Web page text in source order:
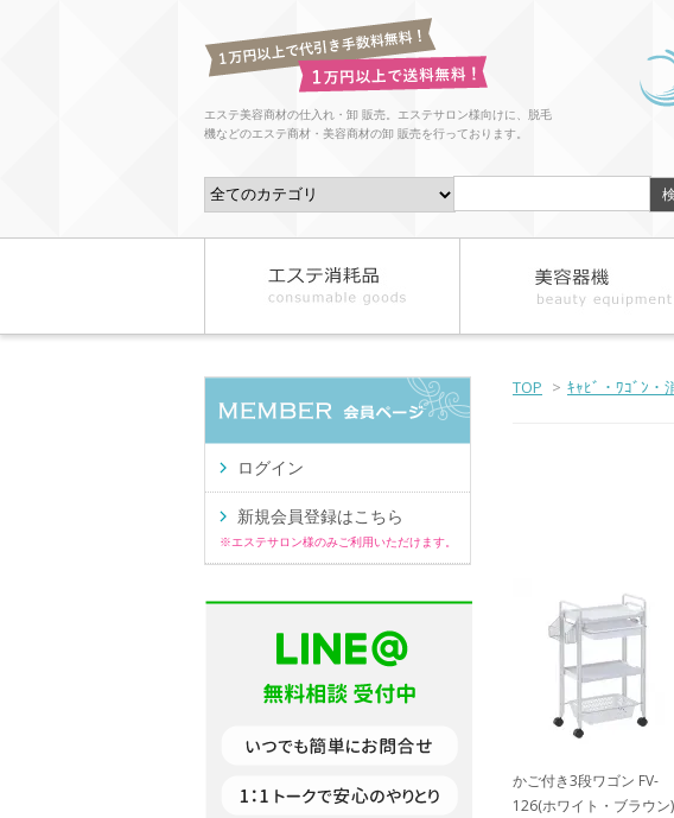
エステ美容商材の仕入れ・卸 販売。エステサロン様向けに、脱毛
機などのエステ商材・美容商材の卸 販売を行っております。
TOP > ｷｬﾋﾞ・ﾜｺﾞﾝ・
かご付き3段ワゴン FV-
126(ホワイト・ブラウン)
ログイン
新規会員登録はこちら
※エステサロン様のみご利用いただけます。